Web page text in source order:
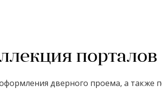
порталов
дверного проема, а также